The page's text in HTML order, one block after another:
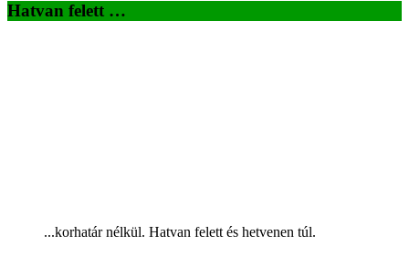
Hatvan felett …
...korhatár nélkül. Hatvan felett és hetvenen túl.